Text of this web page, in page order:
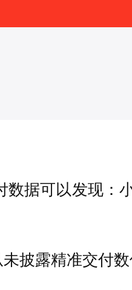
据可以发现：
披露精准交付